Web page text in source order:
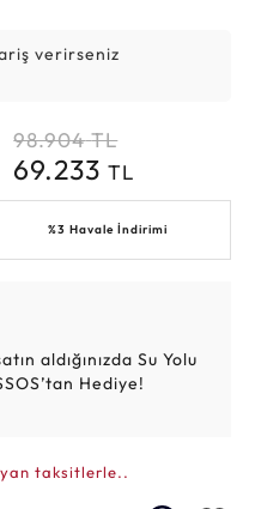
verirseniz
98.904 TL
69.233TL
%3 Havale İndirimi
aldığınızda Su Yolu
Hediye!
taksitlerle..